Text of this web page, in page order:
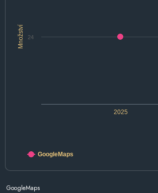
Množství
2025
24
GoogleMaps
GoogleMaps